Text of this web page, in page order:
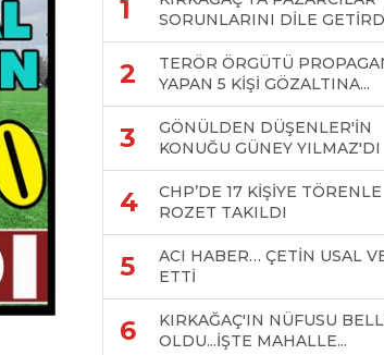
1
SORUNLARINI DİLE
2
TERÖR ÖRGÜTÜ
YAPAN 5 KİŞİ GÖZALTINA...
3
GÖNÜLDEN DÜŞENLER'İN
KONUĞU GÜNEY YILMAZ'DI
4
CHP’DE 17 KİŞİYE TÖRENLE
ROZET TAKILDI
5
ACI HABER… ÇETİN USAL
ETTİ
6
KIRKAĞAÇ'IN NÜFUSU
OLDU...İŞTE MAHALLE...